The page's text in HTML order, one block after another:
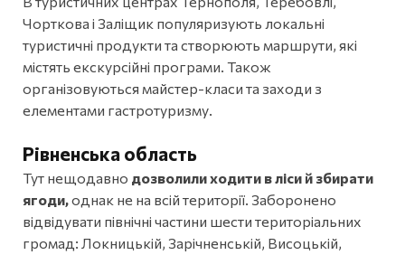
Чорткова і Заліщик популяризують локальні
туристичні продукти та створюють маршрути, які
містять екскурсійні програми. Також
організовуються майстер-класи та заходи з
елементами гастротуризму.
Рівненська область
Тут нещодавно дозволили ходити в ліси й збирати
ягоди,однак не на всій території. Заборонено
відвідувати північні частини шести територіальних
громад: Локницькій, Зарічненській, Висоцькій,